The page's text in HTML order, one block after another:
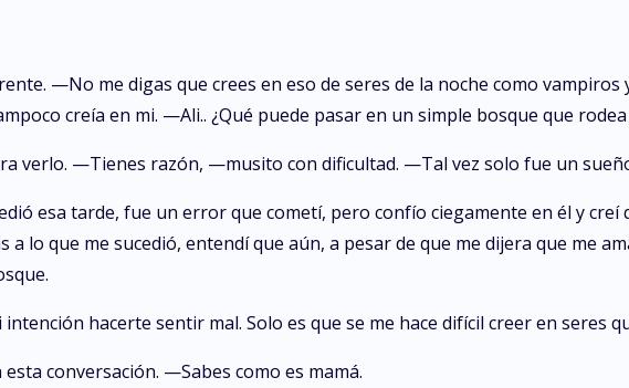
—No me digas que crees en eso de seres de la noche como vampiros
creía en mi. —Ali.. ¿Qué puede pasar en un simple bosque que
verlo. —Tienes razón, —musito con dificultad. —Tal vez solo fue un
esa tarde, fue un error que cometí, pero confío ciegamente en él y creí
lo que me sucedió, entendí que aún, a pesar de que me dijera que me
hacerte sentir mal. Solo es que se me hace difícil creer en seres
conversación. —Sabes como es mamá.